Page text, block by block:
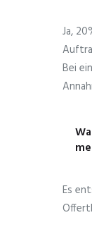
Ja,
Bei
Es